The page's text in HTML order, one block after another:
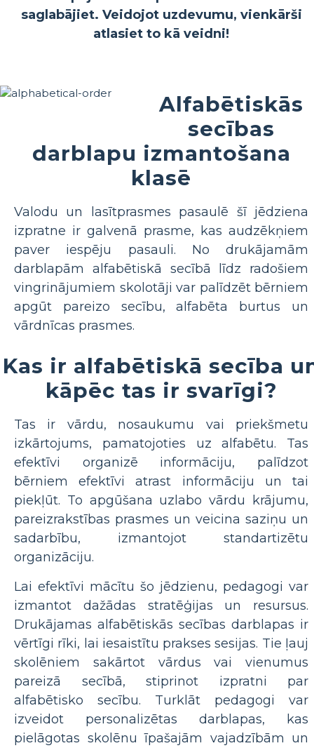
saglabājiet. Veidojot uzdevumu, vienkārši
atlasiet to kā veidni!
Alfabētiskās
secības
darblapu izmantošana
klasē
Valodu un lasītprasmes pasaulē šī jēdziena
izpratne ir galvenā prasme, kas audzēkņiem
paver iespēju pasauli. No drukājamām
darblapām alfabētiskā secībā līdz radošiem
vingrinājumiem skolotāji var palīdzēt bērniem
apgūt pareizo secību, alfabēta burtus un
vārdnīcas prasmes.
Kas ir alfabētiskā secība
kāpēc tas ir svarīgi?
Tas ir vārdu, nosaukumu vai priekšmetu
izkārtojums, pamatojoties uz alfabētu. Tas
efektīvi organizē informāciju, palīdzot
bērniem efektīvi atrast informāciju un tai
piekļūt. To apgūšana uzlabo vārdu krājumu,
pareizrakstības prasmes un veicina saziņu un
sadarbību, izmantojot standartizētu
organizāciju.
Lai efektīvi mācītu šo jēdzienu, pedagogi var
izmantot dažādas stratēģijas un resursus.
Drukājamas alfabētiskās secības darblapas ir
vērtīgi rīki, lai iesaistītu prakses sesijas. Tie ļauj
skolēniem sakārtot vārdus vai vienumus
pareizā secībā, stiprinot izpratni par
alfabētisko secību. Turklāt pedagogi var
izveidot personalizētas darblapas, kas
pielāgotas skolēnu īpašajām vajadzībām un